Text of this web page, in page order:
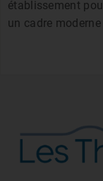
établissement
un cadre